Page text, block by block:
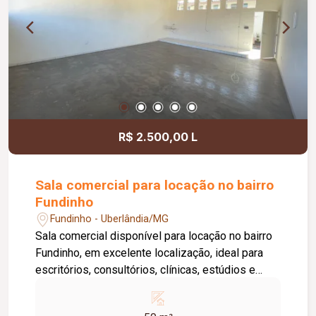
de Limpeza), sistema de ronda, alarme, câmeras
de segurança e internet disponível. Como
diferencial, existe a possibilidade de ampliação
da área da sala, conforme a necessidade do
locatário. Entre em contato para mais
informações e agende uma visita.
R$ 2.500,00 L
Sala comercial para locação no bairro
Fundinho
Fundinho - Uberlândia/MG
Sala comercial disponível para locação no bairro
Fundinho, em excelente localização, ideal para
escritórios, consultórios, clínicas, estúdios e
aproximadamente 50 m², forro em gesso, copa,